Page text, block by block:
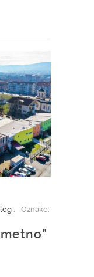
, Oznake: